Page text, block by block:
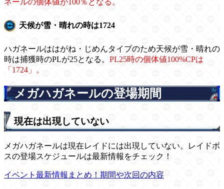
ネールの個体値が100％となる。
天候が雪・晴れの時は1724
ハガネールははがね・じめんタイプのため天候が雪・晴れの
時は捕獲時のPLが25となる。 PL25時の個体値100%CPは
「1724」。
メガハガネールの登場期間
現在は出現していない
メガハガネールは現在レイドには出現していない。レイドボ
スの登場スケジュールは最新情報をチェック！
イベント最新情報まとめ！期間や次回の内容